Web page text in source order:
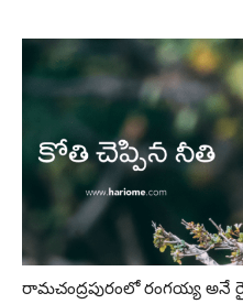
రామచంద్రపురంలో రంగయ్య అనే